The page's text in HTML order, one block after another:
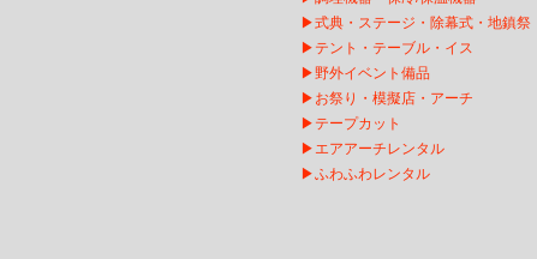
▶式典・ステージ・除幕式・地鎮祭
▶ テント・テーブル・イス
▶野外イベント備品
▶ お祭り・模擬店・アーチ
▶ テープカット
▶ エアアーチレンタ ル
▶ふわふわレンタル